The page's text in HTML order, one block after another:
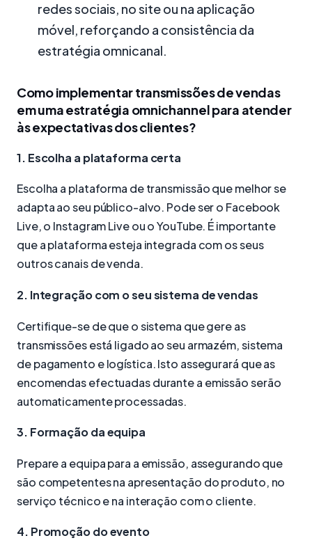
redes sociais, no site ou na aplicação
móvel, reforçando a consistência da
estratégia omnicanal.
Como implementar transmissões de vendas
em uma estratégia omnichannel para atender
às expectativas dos clientes?
1. Escolha a plataforma certa
Escolha a plataforma de transmissão que melhor se
adapta ao seu público-alvo. Pode ser o Facebook
Live, o Instagram Live ou o YouTube. É importante
que a plataforma esteja integrada com os seus
outros canais de venda.
2. Integração com o seu sistema de vendas
Certifique-se de que o sistema que gere as
transmissões está ligado ao seu armazém, sistema
de pagamento e logística. Isto assegurará que as
encomendas efectuadas durante a emissão serão
automaticamente processadas.
3. Formação da equipa
Prepare a equipa para a emissão, assegurando que
são competentes na apresentação do produto, no
serviço técnico e na interação com o cliente.
4. Promoção do evento